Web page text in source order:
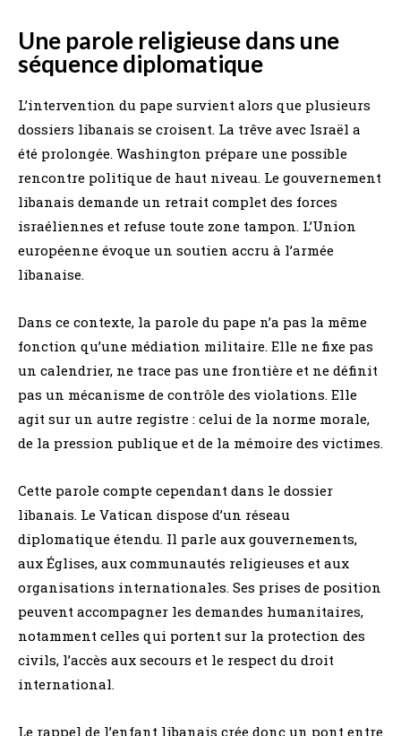
Une parole religieuse dans une
séquence diplomatique
L’intervention du pape survient alors que plusieurs
dossiers libanais se croisent. La trêve avec Israël a
été prolongée. Washington prépare une possible
rencontre politique de haut niveau. Le gouvernement
libanais demande un retrait complet des forces
israéliennes et refuse toute zone tampon. L’Union
européenne évoque un soutien accru à l’armée
libanaise.
Dans ce contexte, la parole du pape n’a pas la même
fonction qu’une médiation militaire. Elle ne fixe pas
un calendrier, ne trace pas une frontière et ne définit
pas un mécanisme de contrôle des violations. Elle
agit sur un autre registre : celui de la norme morale,
de la pression publique et de la mémoire des victimes.
Cette parole compte cependant dans le dossier
libanais. Le Vatican dispose d’un réseau
diplomatique étendu. Il parle aux gouvernements,
aux Églises, aux communautés religieuses et aux
organisations internationales. Ses prises de position
peuvent accompagner les demandes humanitaires,
notamment celles qui portent sur la protection des
civils, l’accès aux secours et le respect du droit
international.
Le rappel de l’enfant libanais crée donc un pont entre